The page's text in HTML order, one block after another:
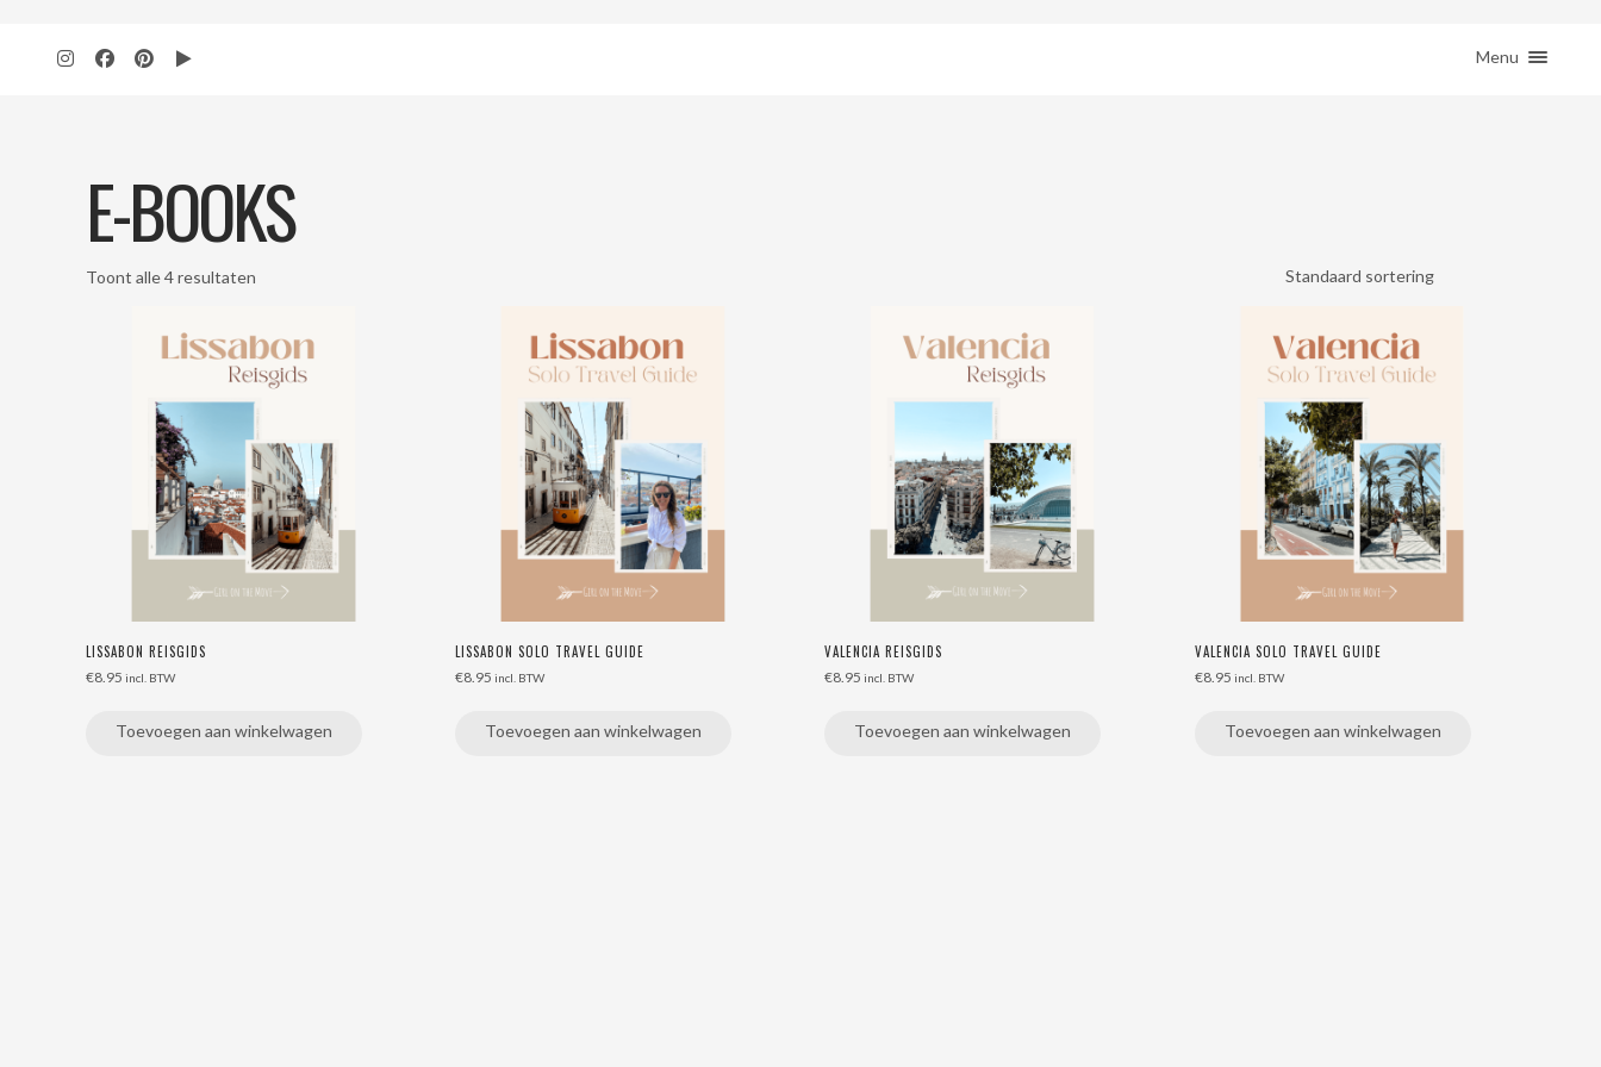
Menu
E-BOOKS
Toont alle 4 resultaten
LISSABON REISGIDS
€8.95 incl. BTW
Toevoegen aan winkelwagen
LISSABON SOLO TRAVEL GUIDE
€8.95 incl. BTW
Toevoegen aan winkelwagen
VALENCIA REISGIDS
€8.95 incl. BTW
Toevoegen aan winkelwagen
VALENCIA SOLO TRAVEL GUIDE
€8.95 incl. BTW
Toevoegen aan winkelwagen